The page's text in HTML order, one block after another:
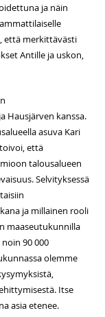
ja näin
että merkittävästi
Antille ja uskon,
Hausjärven kanssa.
asuva Kari
että
talousalueen
Selvityksessä
ja millainen rooli
maaseutukunnilla
90 000
olemme
Itse
asia etenee.